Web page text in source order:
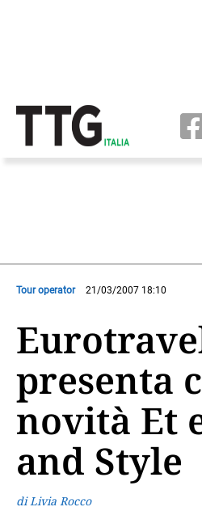
Tour operator 21/03/2007 18:10
presenta
novità Et
and Style
di Livia Rocco